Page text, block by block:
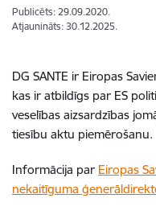
Publicēts: 29.09.2020.
Atjaunināts: 30.12.2025.
DG SANTE ir Eiropas
kas ir atbildīgs par ES
veselības aizsardzības
tiesību aktu piemērošanu.
Informācija par Eiropas
nekaitīguma